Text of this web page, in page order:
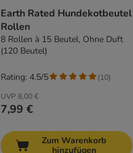
Earth Rated Hundekotbeutel
Rollen
8 Rollen à 15 Beutel, Ohne Duft
(120 Beutel)
UVP 8,00 €
7,99 €
Rating: 4.5/5 (10)
Zum Warenkorb
hinzufügen